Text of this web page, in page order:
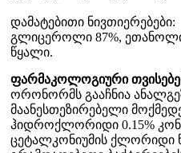
დამატებითი ნივთიერებები:
გლიცეროლი 87%, ეთანოლი
წყალი.
ფარმაკოლოგიური
ორონორმს გააჩნია
მაანესთეზირებელი
ჰიდროქლორიდი 0.15%
ცეტალკონიუმის ქლორიდი